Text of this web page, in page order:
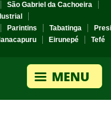
São Gabriel da Cachoeira
Parintins Tabatinga
Eirunepé
Tefé